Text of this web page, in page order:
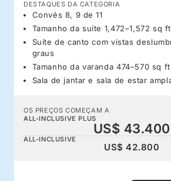
DESTAQUES DA CATEGORIA
Convés 8, 9 de 11
Tamanho da suíte 1,472–1,572 sq ft
Suíte de canto com vistas
graus
Tamanho da varanda 474–570 sq ft
Sala de jantar e sala de estar
OS PREÇOS COMEÇAM A
ALL-INCLUSIVE PLUS
US$ 43.400
ALL-INCLUSIVE
US$ 42.800